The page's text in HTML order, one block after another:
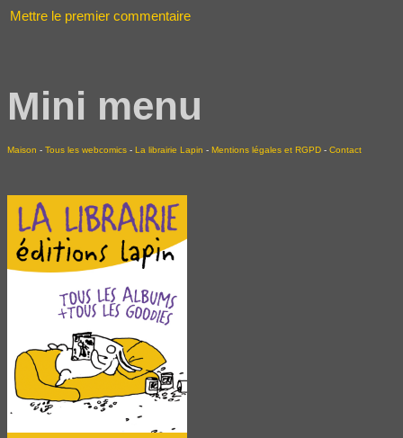
Mettre le premier commentaire
Mini menu
Maison - Tous les webcomics - La librairie Lapin - Mentions légales et RGPD - Contact